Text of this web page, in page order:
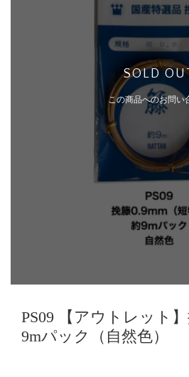
SOLD
この商品へのお問い
PS09 【アウトレット
9mパック（自然色）